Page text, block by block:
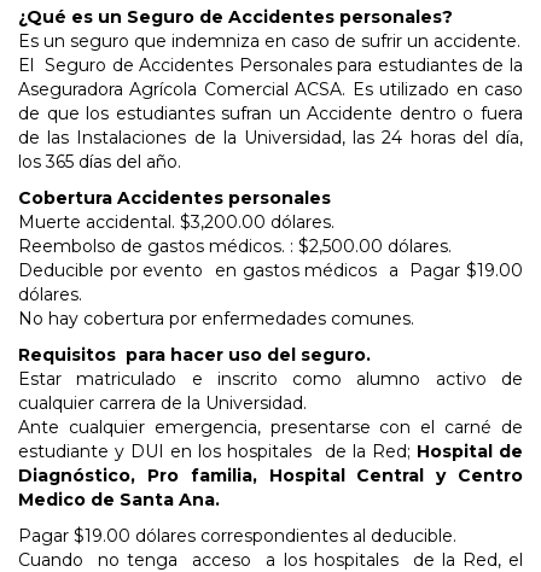
¿Qué es un Seguro de Accidentes personales?
Es un seguro que indemniza en caso de sufrir un accidente.
El Seguro de Accidentes Personales para estudiantes de la
Aseguradora Agrícola Comercial ACSA. Es utilizado en caso
de que los estudiantes sufran un Accidente dentro o fuera
de las Instalaciones de la Universidad, las 24 horas del día,
los 365 días del año.
Cobertura Accidentes personales
Muerte accidental. $3,200.00 dólares.
Reembolso de gastos médicos. : $2,500.00 dólares.
Deducible por evento en gastos médicos a Pagar $19.00
dólares.
No hay cobertura por enfermedades comunes.
Requisitos para hacer uso del seguro.
Estar matriculado e inscrito como alumno activo de
cualquier carrera de la Universidad.
Ante cualquier emergencia, presentarse con el carné de
estudiante y DUI en los hospitales de la Red; Hospital de
Diagnóstico, Pro familia, Hospital Central y Centro
Medico de Santa Ana.
Pagar $19.00 dólares correspondientes al deducible.
Cuando no tenga acceso a los hospitales de la Red, el